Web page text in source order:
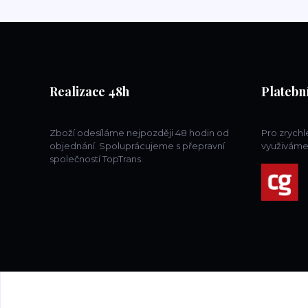
Realizace 48h
Zboží odesíláme nejpozději 48 hodin od
objednání. Spoluprácujeme s přepravní
společností TopTrans.
Pro